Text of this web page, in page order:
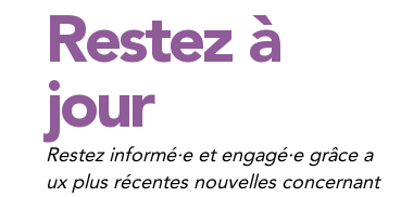
Restez à
jour
Restez informé·e et engagé·e grâce a
ux plus récentes nouvelles concernant